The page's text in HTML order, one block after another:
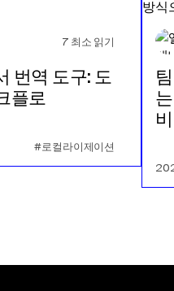
7 최소 읽기
번역 도구: 도
플로
#로컬라이제이션